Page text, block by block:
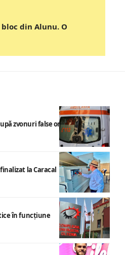
din Alunu. O
zvonuri false online
la Caracal
în funcțiune